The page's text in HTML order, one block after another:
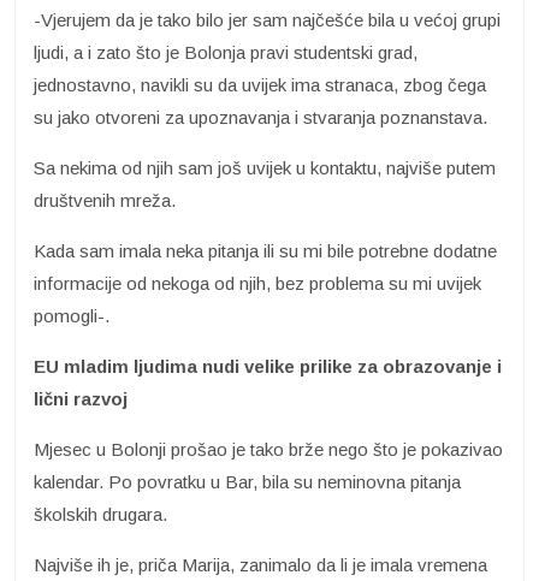
-Vjerujem da je tako bilo jer sam najčešće bila u većoj grupi
ljudi, a i zato što je Bolonja pravi studentski grad,
jednostavno, navikli su da uvijek ima stranaca, zbog čega
su jako otvoreni za upoznavanja i stvaranja poznanstava.
Sa nekima od njih sam još uvijek u kontaktu, najviše putem
društvenih mreža.
Kada sam imala neka pitanja ili su mi bile potrebne dodatne
informacije od nekoga od njih, bez problema su mi uvijek
pomogli-.
EU mladim ljudima nudi velike prilike za obrazovanje i
lični razvoj
Mjesec u Bolonji prošao je tako brže nego što je pokazivao
kalendar. Po povratku u Bar, bila su neminovna pitanja
školskih drugara.
Najviše ih je, priča Marija, zanimalo da li je imala vremena